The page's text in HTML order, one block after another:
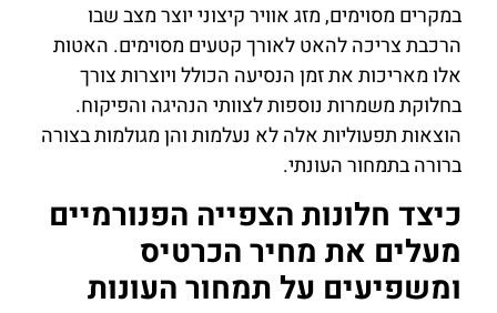
במקרים מסוימים, מזג אוויר קיצוני יוצר מצב שבו
הרכבת צריכה להאט לאורך קטעים מסוימים. האטות
אלו מאריכות את זמן הנסיעה הכולל ויוצרות צורך
בחלוקת משמרות נוספות לצוותי הנהיגה והפיקוח.
הוצאות תפעוליות אלה לא נעלמות והן מגולמות בצורה
ברורה בתמחור העונתי.
כיצד חלונות הצפייה הפנורמיים
מעלים את מחיר הכרטיס
ומשפיעים על תמחור העונות